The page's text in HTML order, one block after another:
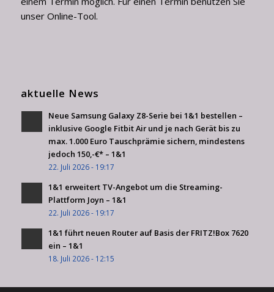
unser Online-Tool.
aktuelle News
Neue Samsung Galaxy Z8-Serie bei 1&1 bestellen –
inklusive Google Fitbit Air und je nach Gerät bis zu
max. 1.000 Euro Tauschprämie sichern, mindestens
jedoch 150,-€* – 1&1
22. Juli 2026 - 19:17
1&1 erweitert TV-Angebot um die Streaming-
Plattform Joyn – 1&1
22. Juli 2026 - 19:17
1&1 führt neuen Router auf Basis der FRITZ!Box 7620
ein – 1&1
18. Juli 2026 - 12:15